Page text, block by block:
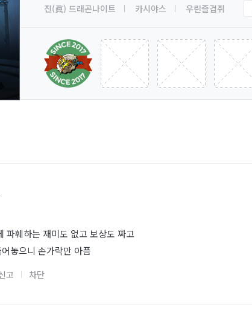
진(眞) 드래곤나이트 카시야스 우린즐겁쥐
파훼하는 재미도 없고 보상도 짜고
놓으니 손가락만 아픔
고 차단